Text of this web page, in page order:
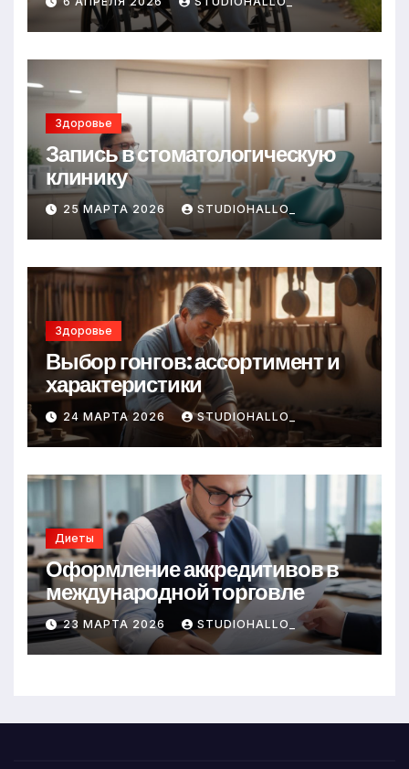
Здоровье
Запись в стоматологическую
клинику
25 МАРТА 2026 STUDIOHALLO_
Здоровье
Выбор гонгов: ассортимент и
характеристики
24 МАРТА 2026 STUDIOHALLO_
Диеты
Оформление аккредитивов в
международной торговле
23 МАРТА 2026 STUDIOHALLO_